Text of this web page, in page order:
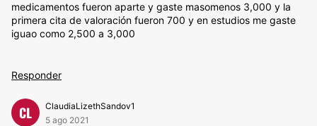
medicamentos fueron aparte y gaste masomenos 3,000 y la
primera cita de valoración fueron 700 y en estudios me gaste
iguao como 2,500 a 3,000
Responder
CL
ClaudiaLizethSandov1
5 ago 2021